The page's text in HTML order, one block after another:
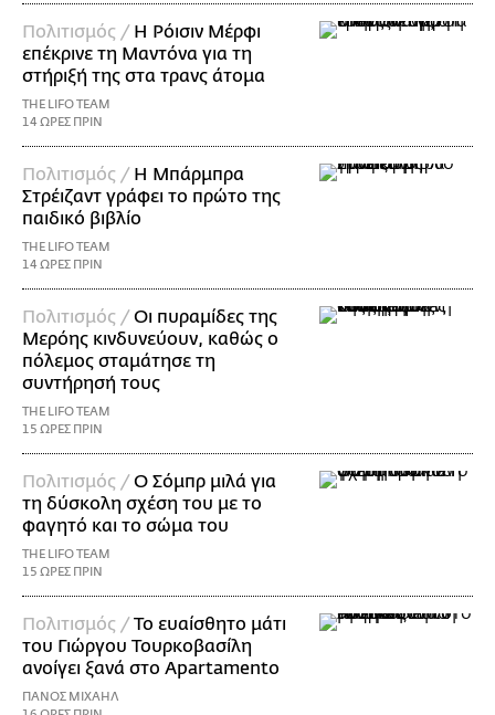
Πολιτισμός / Η Ρόισιν Μέρφι
επέκρινε τη Μαντόνα για τη
στήριξή της στα τρανς άτομα
THE LIFO TEAM
14 ΩΡΕΣ ΠΡΙΝ
Πολιτισμός / Η Μπάρμπρα
Στρέιζαντ γράφει το πρώτο της
παιδικό βιβλίο
THE LIFO TEAM
14 ΩΡΕΣ ΠΡΙΝ
Πολιτισμός /Οι πυραμίδες της
Μερόης κινδυνεύουν, καθώς ο
πόλεμος σταμάτησε τη
συντήρησή τους
THE LIFO TEAM
15 ΩΡΕΣ ΠΡΙΝ
Πολιτισμός /Ο Σόμπρ μιλά για
τη δύσκολη σχέση του με το
φαγητό και το σώμα του
THE LIFO TEAM
15 ΩΡΕΣ ΠΡΙΝ
Πολιτισμός /Το ευαίσθητο μάτι
του Γιώργου Τουρκοβασίλη
ανοίγει ξανά στο Apartamento
ΠΑΝΟΣ ΜΙΧΑΗΛ